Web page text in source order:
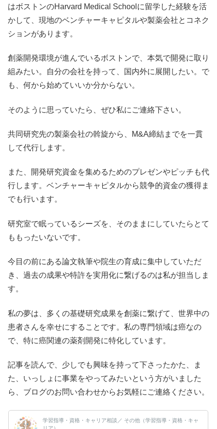
はボストンのHarvard Medical Schoolに留学した経験を活
かして、現地のベンチャーキャピタルや製薬会社とコネク
ションがあります。
創薬開発環境が進んでいるボストンで、本気で開発に取り
組みたい。自分の会社を持って、国内外に展開したい。で
も、何から始めていいか分からない。
そのように思っていたら、ぜひ私にご連絡下さい。
共同研究先の製薬会社の斡旋から、M&A締結までを一貫
して代行します。
また、開発研究資金を集めるためのプレゼンやピッチも代
行します。ベンチャーキャピタルから競争的資金の獲得ま
でも行います。
研究室で眠っているシーズを、そのままにしていたらとて
ももったいないです。
今目の前にある論文執筆や院生の育成に集中していただ
き、過去の成果や特許を実用化に繋げるのは私が担当しま
す。
私の夢は、多くの基礎研究成果を創薬に繋げて、世界中の
患者さんを幸せにすることです。私の専門領域は癌なの
で、特に癌関連の薬剤開発に特化しています。
記事を読んで、少しでも興味を持って下さったかた、ま
た、いっしょに事業をやってみたいという方がいました
ら、ブログのお問い合わせからお気軽にご連絡ください。